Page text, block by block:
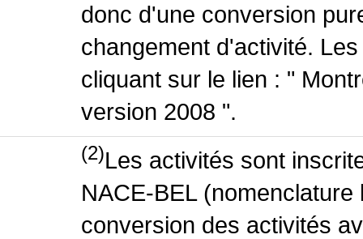
donc d'une conversion
changement d'activité.
cliquant sur le lien : "
version 2008 ".
(2)Les activités sont
NACE-BEL
conversion des activités